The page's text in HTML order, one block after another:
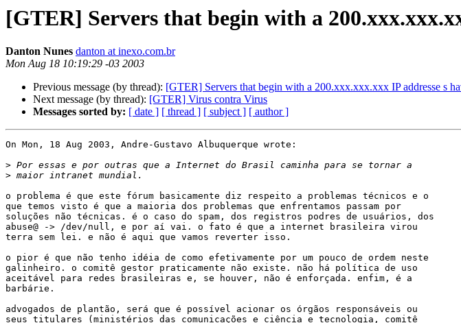
[GTER] Servers that begin with a
Danton Nunes danton at inexo.com.br
Mon Aug 18 10:19:29 -03 2003
Previous message (by thread): [GTER] Servers that begin with a 200.xxx.xxx.xxx IP addresse s
Next message (by thread): [GTER] Virus contra Virus
Messages sorted by: [ date ] [ thread ] [ subject ] [ author ]
On Mon, 18 Aug 2003, Andre-Gustavo Albuquerque wrote:
>
>
o problema é que este fórum basicamente diz respeito a problemas técnicos e o
que temos visto é que a maioria dos problemas que enfrentamos passam por
soluções não técnicas. é o caso do spam, dos registros podres de usuários, dos
abuse@ -> /dev/null, e por aí vai. o fato é que a internet brasileira virou
terra sem lei. e não é aqui que vamos reverter isso.
o pior é que não tenho idéia de como efetivamente por um pouco de ordem neste
galinheiro. o comitê gestor praticamente não existe. não há política de uso
aceitável para redes brasileiras e, se houver, não é enforçada. enfim, é a
barbárie.
advogados de plantão, será que é possível acionar os órgãos responsáveis ou
seus titulares (ministérios das comunicações e ciência e tecnologia, comitê